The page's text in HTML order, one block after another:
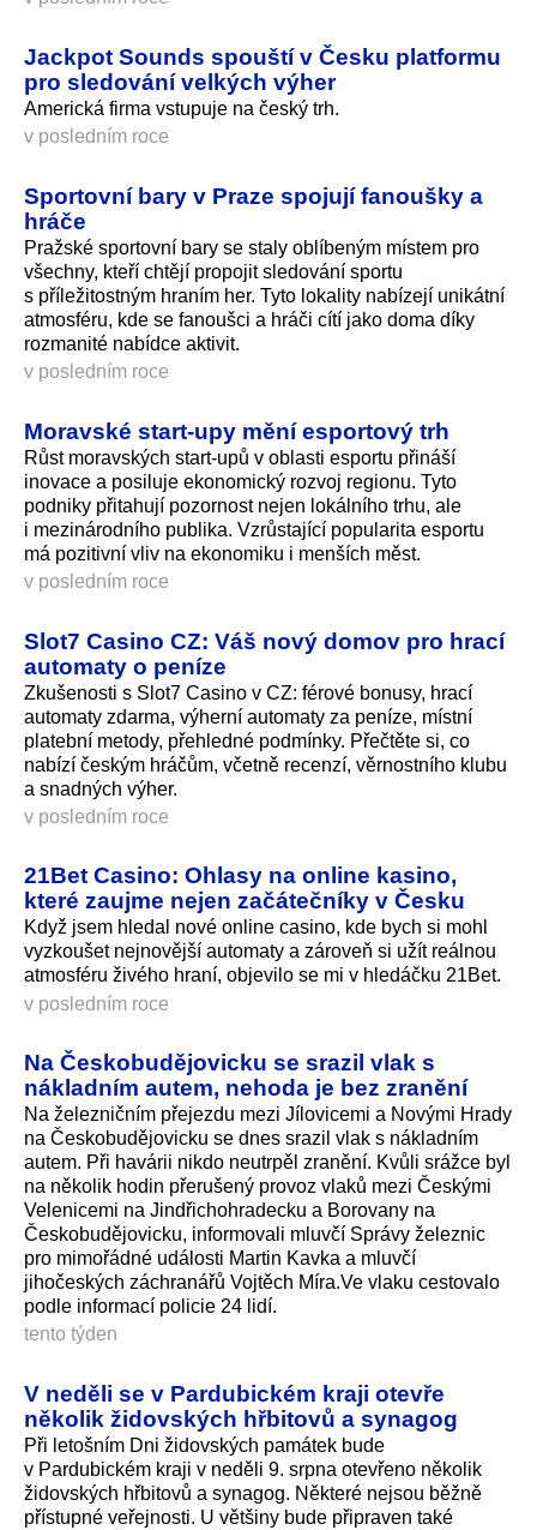
Jackpot Sounds spouští v Česku platformu
pro sledování velkých výher
Americká firma vstupuje na český trh.
v posledním roce
Sportovní bary v Praze spojují fanoušky a
hráče
Pražské sportovní bary se staly oblíbeným místem pro
všechny, kteří chtějí propojit sledování sportu
s příležitostným hraním her. Tyto lokality nabízejí unikátní
atmosféru, kde se fanoušci a hráči cítí jako doma díky
rozmanité nabídce aktivit.
v posledním roce
Moravské start-upy mění esportový trh
Růst moravských start-upů v oblasti esportu přináší
inovace a posiluje ekonomický rozvoj regionu. Tyto
podniky přitahují pozornost nejen lokálního trhu, ale
i mezinárodního publika. Vzrůstající popularita esportu
má pozitivní vliv na ekonomiku i menších měst.
v posledním roce
Slot7 Casino CZ: Váš nový domov pro hrací
automaty o peníze
Zkušenosti s Slot7 Casino v CZ: férové bonusy, hrací
automaty zdarma, výherní automaty za peníze, místní
platební metody, přehledné podmínky. Přečtěte si, co
nabízí českým hráčům, včetně recenzí, věrnostního klubu
a snadných výher.
v posledním roce
21Bet Casino: Ohlasy na online kasino,
které zaujme nejen začátečníky v Česku
Když jsem hledal nové online casino, kde bych si mohl
vyzkoušet nejnovější automaty a zároveň si užít reálnou
atmosféru živého hraní, objevilo se mi v hledáčku 21Bet.
v posledním roce
Na Českobudějovicku se srazil vlak s
nákladním autem, nehoda je bez zranění
Na železničním přejezdu mezi Jílovicemi a Novými Hrady
na Českobudějovicku se dnes srazil vlak s nákladním
autem. Při havárii nikdo neutrpěl zranění. Kvůli srážce byl
na několik hodin přerušený provoz vlaků mezi Českými
Velenicemi na Jindřichohradecku a Borovany na
Českobudějovicku, informovali mluvčí Správy železnic
pro mimořádné události Martin Kavka a mluvčí
jihočeských záchranářů Vojtěch Míra.Ve vlaku cestovalo
podle informací policie 24 lidí.
tento týden
V neděli se v Pardubickém kraji otevře
několik židovských hřbitovů a synagog
Při letošním Dni židovských památek bude
v Pardubickém kraji v neděli 9. srpna otevřeno několik
židovských hřbitovů a synagog. Některé nejsou běžně
přístupné veřejnosti. U většiny bude připraven také